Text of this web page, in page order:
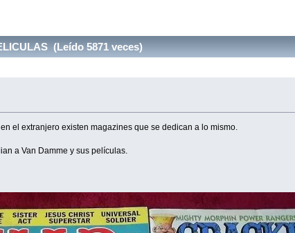
(Leído 5871 veces)
en el extranjero existen magazines que se dedican a lo mismo.
a Van Damme y sus películas.